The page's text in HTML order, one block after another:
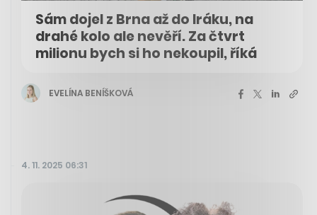
Sám dojel z Brna až do Iráku, na
drahé kolo ale nevěří. Za čtvrt
milionu bych si ho nekoupil, říká
EVELÍNA BENÍŠKOVÁ
4. 11. 2025 06:31